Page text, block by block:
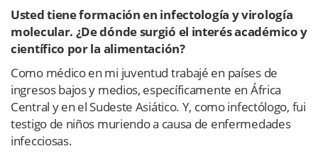
Usted tiene formación en infectología y virología
molecular. ¿De dónde surgió el interés académico y
científico por la alimentación?
Como médico en mi juventud trabajé en países de
ingresos bajos y medios, específicamente en África
Central y en el Sudeste Asiático. Y, como infectólogo, fui
testigo de niños muriendo a causa de enfermedades
infecciosas.